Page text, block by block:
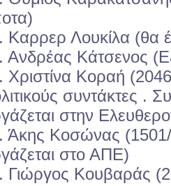
Καρρερ Λουκίλα (θα
Ανδρέας Κάτσενος
Χριστίνα Κοραή
συντάκτες .
στην
Άκης Κοσώνας
στο ΑΠΕ)
Γιώργος Κουβαράς